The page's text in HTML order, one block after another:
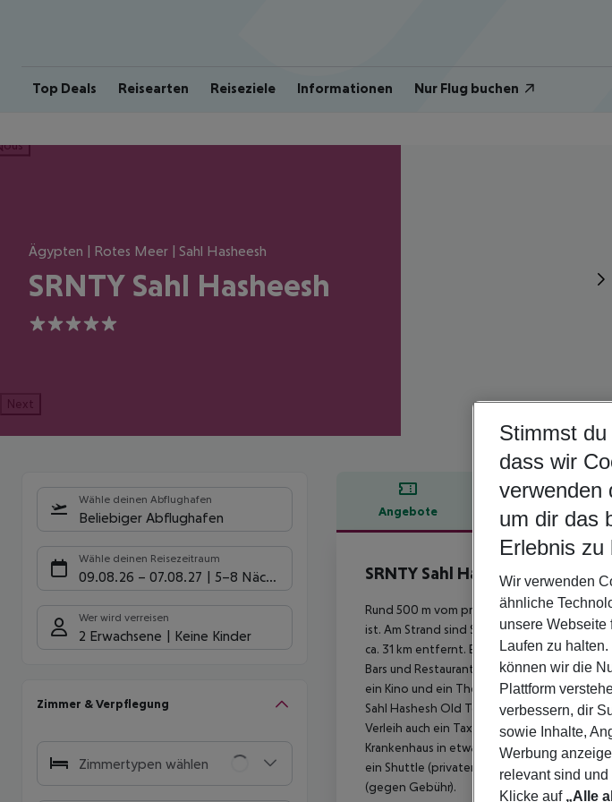
Top Deals Reisearten Reiseziele Informationen Nur Flug buchen
Ägypten | Rotes Meer | Sahl Hasheesh
SRNTY Sahl Hasheesh
5
Next
Wähle deinen Abflughafen
Beliebiger Abflughafen
Wähle deinen Reisezeitraum
09.08.26 – 07.08.27 5-8 Nächte
Wer wird verreisen
2 Erwachsene Keine Kinder
Zimmer & Verpflegung
Zimmertypen wählen
Angebote
Hotelbeschreibung
SRNTY Sahl Hasheesh
5
Rund 500 m vom privaten Sandstrand
ist. Am Strand sind Sonnenschirme und
ca. 31 km entfernt. Einkaufen können Sie in
Bars und Restaurants gelangt man nach
ein Kino und ein Theater sind in ca. 32 km
Sahl Hashesh Old Town (ca. 5 km), Salt
Verleih auch ein Taxistand (ca. 1 km) und
Krankenhaus in etwa 20 km Entfernung.
ein Shuttle (privater Bodentransfer). Ein
(gegen Gebühr).
Stimmst du
dass wir
verwenden
um dir das
Erlebnis zu
Wir verwenden
ähnliche
unsere Webseite
Laufen zu
können wir die
Plattform
verbessern, dir
sowie Inhalte,
Werbung
relevant sind
Klicke auf „Alle